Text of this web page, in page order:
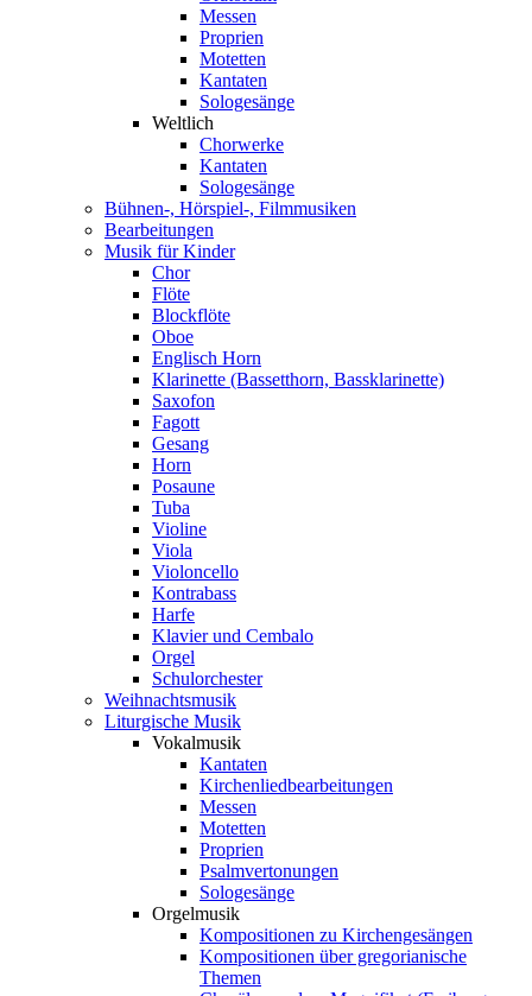
Messen
Proprien
Motetten
Kantaten
Sologesänge
Weltlich
Chorwerke
Kantaten
Sologesänge
Bühnen-, Hörspiel-, Filmmusiken
Bearbeitungen
Musik für Kinder
Chor
Flöte
Blockflöte
Oboe
Englisch Horn
Klarinette (Bassetthorn, Bassklarinette)
Saxofon
Fagott
Gesang
Horn
Posaune
Tuba
Violine
Viola
Violoncello
Kontrabass
Harfe
Klavier und Cembalo
Orgel
Schulorchester
Weihnachtsmusik
Liturgische Musik
Vokalmusik
Kantaten
Kirchenliedbearbeitungen
Messen
Motetten
Proprien
Psalmvertonungen
Sologesänge
Orgelmusik
Kompositionen zu Kirchengesängen
Kompositionen über gregorianische
Themen